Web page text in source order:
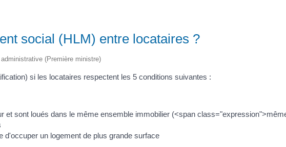
social (HLM) entre locataires ?
(Première ministre)
si les locataires respectent les 5 conditions suivantes :
et sont loués dans le même ensemble immobilier (<span
d'occuper un logement de plus grande surface